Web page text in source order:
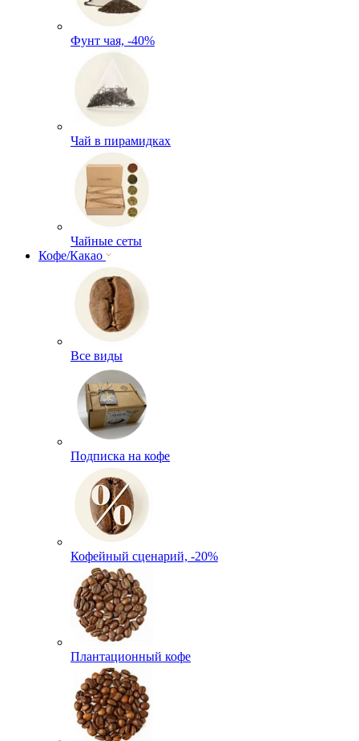
Фунт чая, -40%
Чай в пирамидках
Чайные сеты
Кофе/Какао
Все виды
Подписка на кофе
Кофейный сценарий, -20%
Плантационный кофе